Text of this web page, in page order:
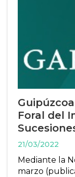
Foral del
21/03/2022
Mediante la
marzo